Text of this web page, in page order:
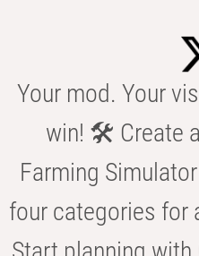
Your mod. Your
win! 🛠️ Create
Farming
four categories for